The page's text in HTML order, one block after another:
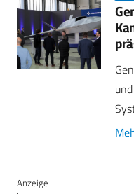
Anzeige